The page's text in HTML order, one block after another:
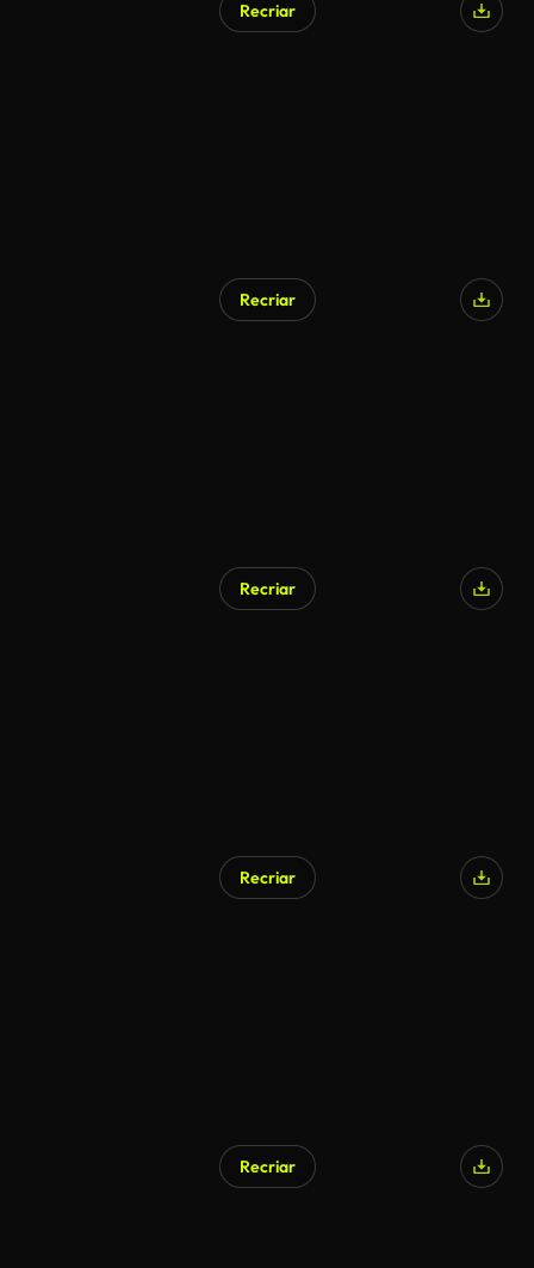
Recriar
Recriar
Recriar
Recriar
Recriar